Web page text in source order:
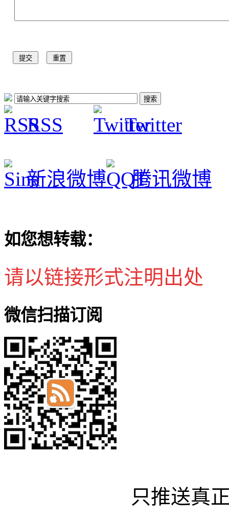
RSS Twitter
新浪微博 腾讯微博
如您想转载：
请以链接形式注明出处
微信扫描订阅
只推送真